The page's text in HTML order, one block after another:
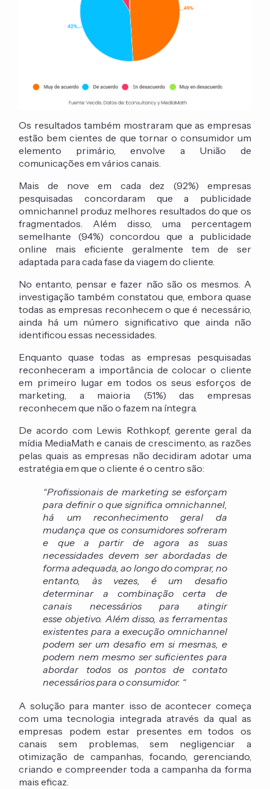
Os resultados também mostraram que as empresas
estão bem cientes de que tornar o consumidor um
elemento primário, envolve a União de
comunicações em vários canais.
Mais de nove em cada dez (92%) empresas
pesquisadas concordaram que a publicidade
omnichannel produz melhores resultados do que os
fragmentados. Além disso, uma percentagem
semelhante (94%) concordou que a publicidade
online mais eficiente geralmente tem de ser
adaptada para cada fase da viagem do cliente.
No entanto, pensar e fazer não são os mesmos. A
investigação também constatou que, embora quase
todas as empresas reconhecem o que é necessário,
ainda há um número significativo que ainda não
identificou essas necessidades.
Enquanto quase todas as empresas pesquisadas
reconheceram a importância de colocar o cliente
em primeiro lugar em todos os seus esforços de
marketing, a maioria (51%) das empresas
reconhecem que não o fazem na íntegra.
De acordo com Lewis Rothkopf, gerente geral da
mídia MediaMath e canais de crescimento, as razões
pelas quais as empresas não decidiram adotar uma
estratégia em que o cliente é o centro são:
“Profissionais de marketing se esforçam
para definir o que significa omnichannel,
há um reconhecimento geral da
mudança que os consumidores sofreram
e que a partir de agora as suas
necessidades devem ser abordadas de
forma adequada, ao longo do comprar, no
entanto, às vezes, é um desafio
determinar a combinação certa de
canais necessários para atingir
esse objetivo. Além disso, as ferramentas
existentes para a execução omnichannel
podem ser um desafio em si mesmas, e
podem nem mesmo ser suficientes para
abordar todos os pontos de contato
necessários para o consumidor. “
A solução para manter isso de acontecer começa
com uma tecnologia integrada através da qual as
empresas podem estar presentes em todos os
canais sem problemas, sem negligenciar a
otimização de campanhas, focando, gerenciando,
criando e compreender toda a campanha da forma
mais eficaz.